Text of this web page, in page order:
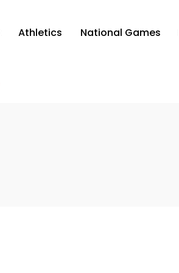
Athletics National Games